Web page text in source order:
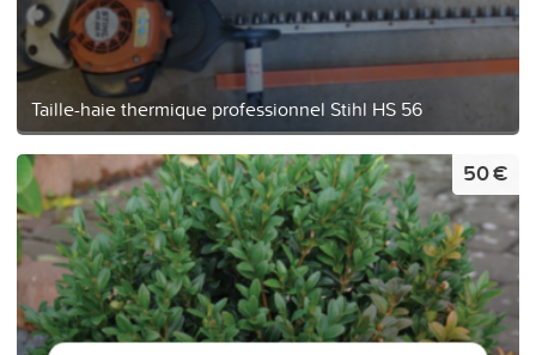
Taille-haie thermique professionnel Stihl HS 56
50 €